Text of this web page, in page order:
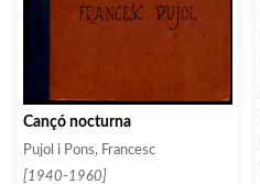
Cançó nocturna
Pujol i Pons, Francesc
[1940-1960]